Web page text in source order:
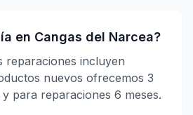
en Cangas del Narcea?
reparaciones incluyen
nuevos ofrecemos 3
para reparaciones 6 meses.